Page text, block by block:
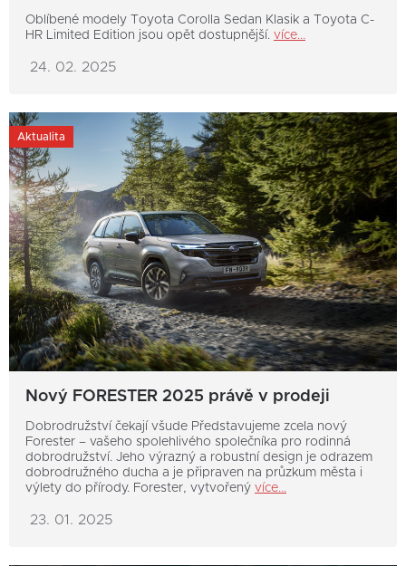
Oblíbené modely Toyota Corolla Sedan Klasik a Toyota C-
HR Limited Edition jsou opět dostupnější. více...
24. 02. 2025
Aktualita
Nový FORESTER 2025 právě v prodeji
Dobrodružství čekají všude Představujeme zcela nový
Forester – vašeho spolehlivého společníka pro rodinná
dobrodružství. Jeho výrazný a robustní design je odrazem
dobrodružného ducha a je připraven na průzkum města i
výlety do přírody. Forester, vytvořený více...
23. 01. 2025